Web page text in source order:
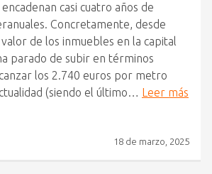
casi cuatro años de
Concretamente, desde
de los inmuebles en la capital
parado de subir en términos
los 2.740 euros por metro
(siendo el último… Leer más
18 de marzo, 2025